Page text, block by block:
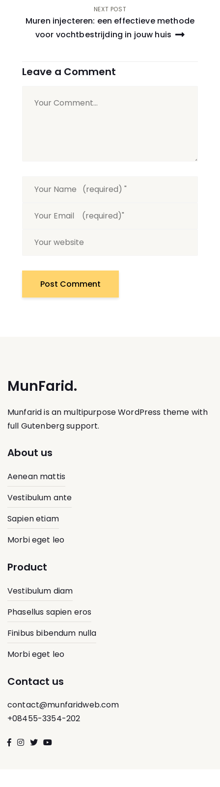
NEXT POST
Muren injecteren: een effectieve methode
voor vochtbestrijding in jouw huis
Leave a Comment
MunFarid.
Munfarid is an multipurpose WordPress theme with
full Gutenberg support.
About us
Aenean mattis
Vestibulum ante
Sapien etiam
Morbi eget leo
Product
Vestibulum diam
Phasellus sapien eros
Finibus bibendum nulla
Morbi eget leo
Contact us
contact@munfaridweb.com
+08455-3354-202